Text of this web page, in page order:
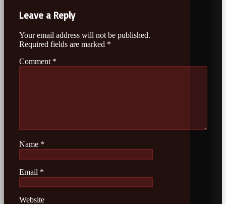
Leave a Reply
Your email address will not be published.
Required fields are marked *
Comment *
Name *
Email *
Website